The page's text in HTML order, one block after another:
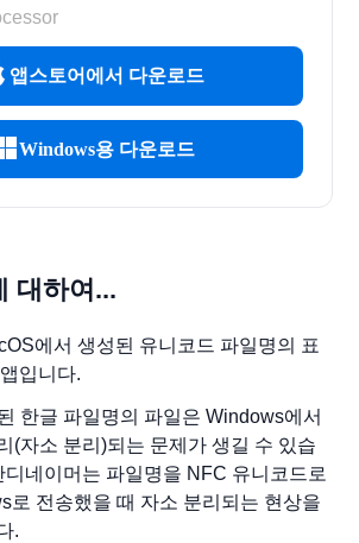
대하여...
에서 생성된 유니코드 파일명의 표
입니다.
한글 파일명의 파일은 Windows에서
(자소 분리)되는 문제가 생길 수 있습
디네이머는 파일명을 NFC 유니코드로
로 전송했을 때 자소 분리되는 현상을
.
앱스토어에서 다운로드
Windows용 다운로드